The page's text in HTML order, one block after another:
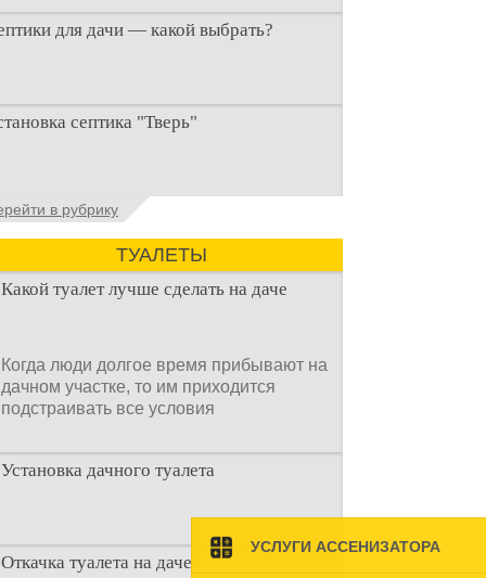
УСЛУГИ АССЕНИЗАТОРА
для дачи — какой выбрать?
строительстве дачи одной из
задач становится
септика "Тверь"
септика Тверь - важнейший
утилизации сточных вод в частных
и на загородных
в рубрику
ТУАЛЕТЫ
Какой туалет лучше сделать на даче
Когда люди долгое время прибывают на
дачном участке, то им приходится
подстраивать все условия
Установка дачного туалета
Наличие туалета на даче не является
необходимостью для каждого дачника.
Откачка туалета на даче